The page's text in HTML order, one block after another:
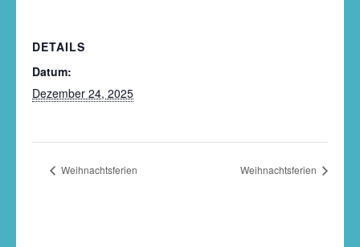
DETAILS
Datum:
Dezember 24, 2025
Weihnachtsferien Weihnachtsferien